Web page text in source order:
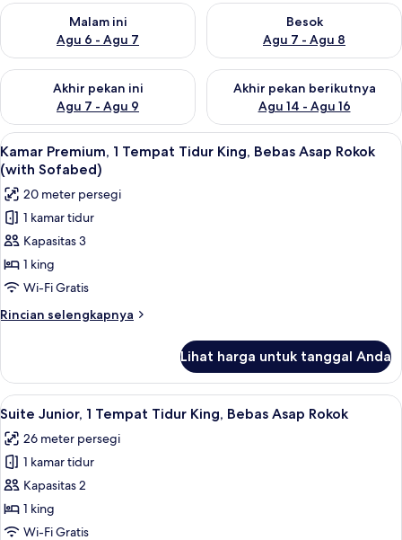
Malam ini
Agu 6 - Agu 7
Periksa ketersediaan untuk malam ini Agu 6 - Agu 7
Besok
Agu 7 - Agu 8
Periksa ketersediaan untuk
Akhir pekan ini
Agu 7 - Agu 9
Periksa ketersediaan untuk akhir pekan ini Agu 7 - Agu 9
Akhir pekan berikutnya
Agu 14 - Agu 16
Periksa ketersediaan untuk
Lihat
semua
foto
untuk
Kamar
Premium,
1
Tempat
Tidur
King,
Asap
Rokok
(with
Sofabed)
Seprai premium, bantalan ekstra
9
Kamar Premium, 1 Tempat Tidur King, Bebas Asap Rokok
(with Sofabed)
20 meter persegi
1 kamar tidur
Kapasitas 3
1 king
Wi-Fi Gratis
Rincian selengkapnya
Rincian
Kamar
Premium,
1
Tidur
King,
Asap
Rokok
(with
Lihat harga untuk tanggal Anda
Lihat
semua
foto
untuk
Suite
Junior,
1
Suite Junior, 1 Tempat Tidur King,
9
Suite Junior, 1 Tempat Tidur King, Bebas Asap Rokok
26 meter persegi
1 kamar tidur
Kapasitas 2
1 king
Wi-Fi Gratis